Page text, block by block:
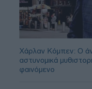
Χάρλαν Κόμπεν: Ο
αστυνομικά
φαινόμενο